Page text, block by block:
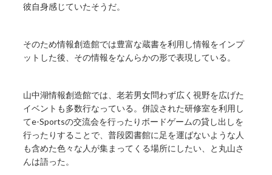
彼自身感じていたそうだ。
そのため情報創造館では豊富な蔵書を利用し情報をインプ
ットした後、その情報をなんらかの形で表現している。
山中湖情報創造館では、老若男女問わず広く視野を広げた
イベントも多数行なっている。併設された研修室を利用し
てe-Sportsの交流会を行ったりボードゲームの貸し出しを
行ったりすることで、普段図書館に足を運ばないような人
も含めた色々な人が集まってくる場所にしたい、と丸山さ
んは語った。